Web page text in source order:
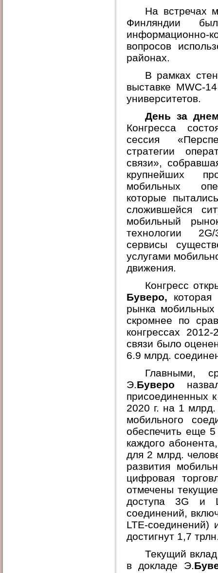
На встречах
Финляндии
вопросов
районах.
В рамках
выставке MWC-
университетов.
День за
Конгресса
сессия
стратегии
связи»,
крупнейших
мобильных
которые
сложившейся
мобильный
технологии 2G/
сервисы
услугами
движения.
Конгресс
Буверо, которая
рынка мобильных
скромнее по
конгрессах
связи было
6.9 млрд.
Главными,
Э.Буверо
присоединенных
2020 г. на 1 млрд.
мобильного
обеспечить еще
каждого
для 2 млрд.
развития
цифровая
отмечены
доступа 3G и
соединений,
LTE-соединений)
достигнут 1,7
Текущий
в докладе Э.